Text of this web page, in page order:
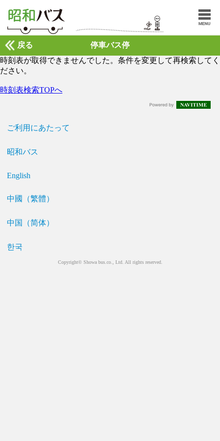
停車バス停
戻る
時刻表が取得できませんでした。条件を変更して再検索してく
ださい。
時刻表検索TOPへ
ご利用にあたって
昭和バス
English
中國（繁體）
中国（简体）
한국
Copyright© Showa bus.co., Ltd. All rights reserved.